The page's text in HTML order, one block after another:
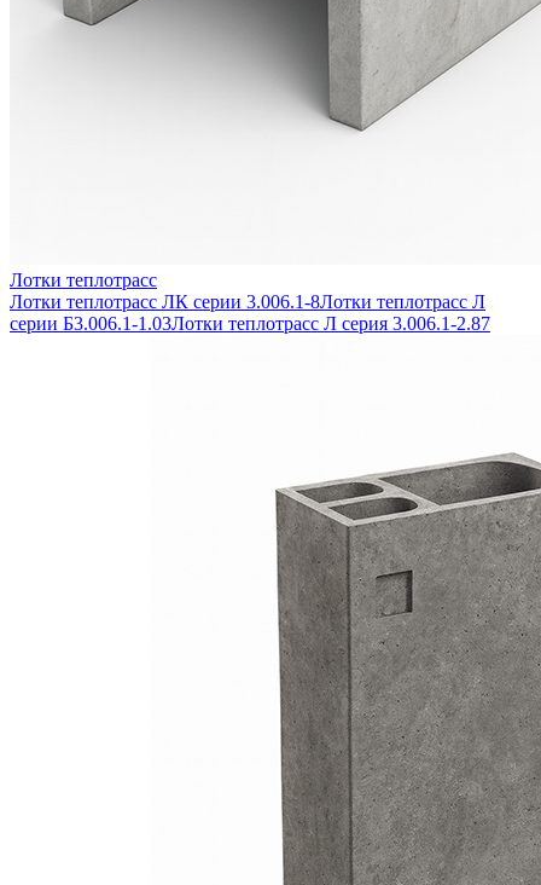
Лотки теплотрасс
Лотки теплотрасс ЛК серии 3.006.1-8Лотки теплотрасс Л
серии Б3.006.1-1.03Лотки теплотрасс Л серия 3.006.1-2.87